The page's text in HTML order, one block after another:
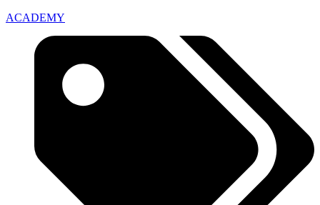
ACADEMY